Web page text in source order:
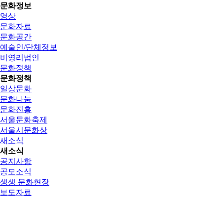
문화정보
영상
문화자료
문화공간
예술인/단체정보
비영리법인
문화정책
문화정책
일상문화
문화나눔
문화진흥
서울문화축제
서울시문화상
새소식
새소식
공지사항
공모소식
생생 문화현장
보도자료